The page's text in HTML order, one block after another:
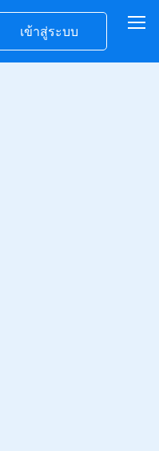
เข้าสู่ระบบ